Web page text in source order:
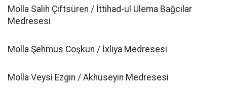
Molla Salih Çiftsüren / İttihad-ul Ulema Bağcılar
Medresesi
Molla Şehmus Coşkun / İxliya Medresesi
Molla Veysi Ezgin / Akhüseyin Medresesi